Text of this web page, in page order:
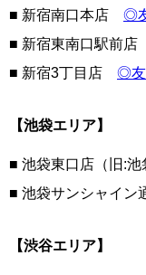
■ 新宿南口本店 ◎
■ 新宿東南口駅前店
■ 新宿3丁目店 ◎友
【池袋エリア】
■ 池袋東口店（旧:
■ 池袋サンシャイ
【渋谷エリア】